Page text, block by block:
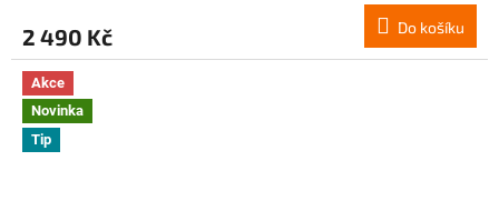
2 490 Kč Do košíku
Akce
Novinka
Tip